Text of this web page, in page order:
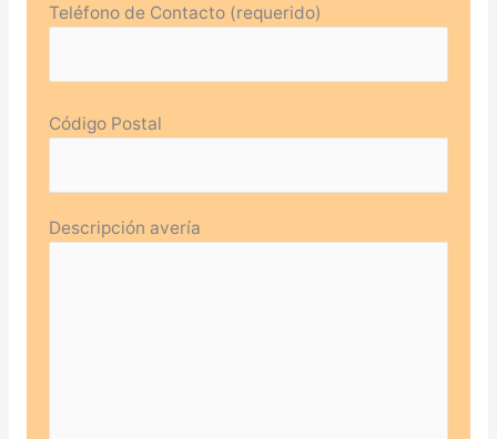
Teléfono de Contacto (requerido)
Código Postal
Descripción avería